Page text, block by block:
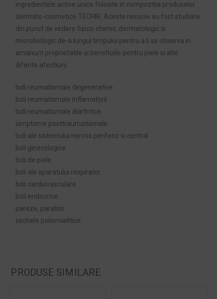
ingredientele active unice folosite in compozitia produselor
dermato-cosmetice TECHIR. Aceste resurse au fost studiate
din punct de vedere fizico-chimic, dermatologic si
microbiologic de-a lungul timpului pentru a li se observa in
amanunt proprietatile si beneficiile pentru piele si alte
diferite afectiuni:
boli reumatismale degenerative
boli reumatismale inflamatorii
boli reumatismale diartritice
simptome posttraumatismale
boli ale sistemului nervos periferic si central
boli ginecologice
boli de piele
boli ale aparatului respirator
boli cardiovasculare
boli endocrine
pareze, paralizii
sechele poliomielitice
PRODUSE SIMILARE